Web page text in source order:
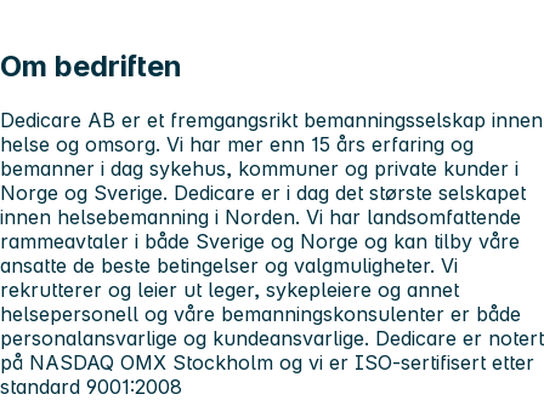
Om bedriften
Dedicare AB er et fremgangsrikt bemanningsselskap innen
helse og omsorg. Vi har mer enn 15 års erfaring og
bemanner i dag sykehus, kommuner og private kunder i
Norge og Sverige. Dedicare er i dag det største selskapet
innen helsebemanning i Norden. Vi har landsomfattende
rammeavtaler i både Sverige og Norge og kan tilby våre
ansatte de beste betingelser og valgmuligheter. Vi
rekrutterer og leier ut leger, sykepleiere og annet
helsepersonell og våre bemanningskonsulenter er både
personalansvarlige og kundeansvarlige. Dedicare er notert
på NASDAQ OMX Stockholm og vi er ISO-sertifisert etter
standard 9001:2008